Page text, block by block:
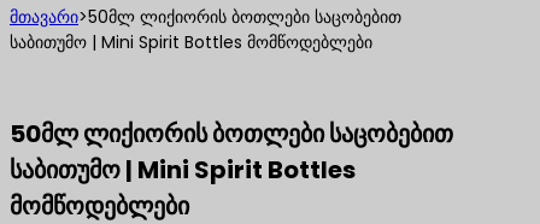
მთავარი>50მლ ლიქიორის ბოთლები საცობებით
საბითუმო | Mini Spirit Bottles მომწოდებლები
50მლ ლიქიორის ბოთლები საცობებით
საბითუმო | Mini Spirit Bottles
მომწოდებლები